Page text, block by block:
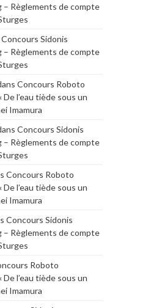
Règlements de compte
Concours Sidonis
Règlements de compte
Concours Roboto
l’eau tiède sous un
Imamura
Concours Sidonis
Règlements de compte
Concours Roboto
l’eau tiède sous un
Imamura
Concours Sidonis
Règlements de compte
Roboto
l’eau tiède sous un
Imamura